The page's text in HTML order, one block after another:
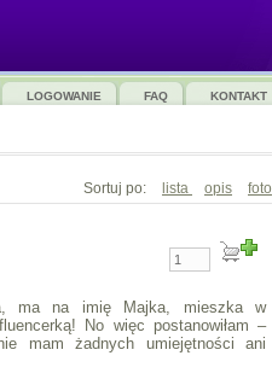
LOGOWANIE FAQ KONTAKT
Sortuj po: lista opis foto
ma na imię Majka, mieszka w
No więc postanowiłam –
mam żadnych umiejętności ani